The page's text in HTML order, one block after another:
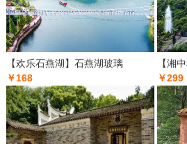
【欢乐石燕湖】石燕湖玻璃
￥168
【湘
￥299